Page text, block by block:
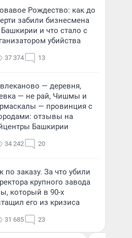
Рождество: как до
забили бизнесмена
и что стало с
убийства
37 374 13
— деревня,
— не рай, Чишмы и
— провинция с
отзывы на
Башкирии
34 242 20
по заказу. За что убили
крупного завода
который в 90-х
его из кризиса
31 685 23